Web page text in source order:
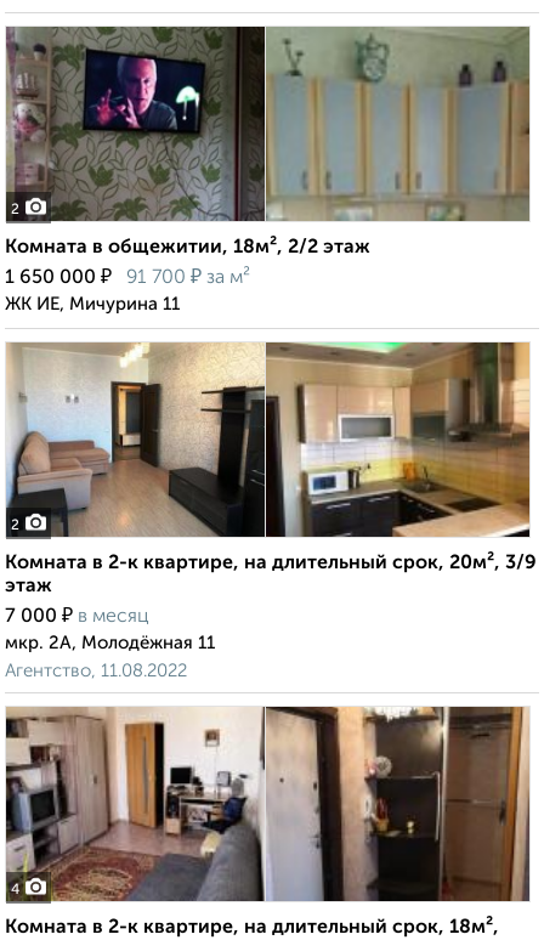
2
Комната в общежитии, 18м², 2/2 этаж
1 650 000 ₽ 91 700 ₽ за м²
ЖК ИЕ, Мичурина 11
2
Комната в 2-к квартире, на длительный срок, 20м², 3/9
этаж
7 000 ₽ в месяц
мкр. 2А, Молодёжная 11
Агентство, 11.08.2022
4
Комната в 2-к квартире, на длительный срок, 18м²,